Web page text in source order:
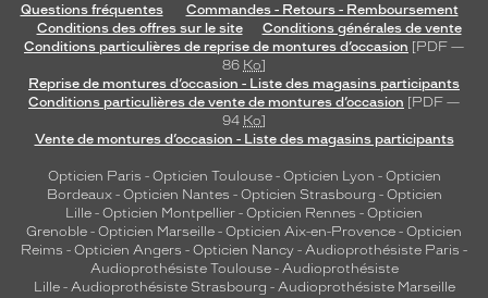
Questions fréquentes
Commandes - Retours - Remboursement
Conditions des offres sur le site
Conditions générales de vente
Conditions particulières de reprise de montures d’occasion [PDF —
86 Ko]
Reprise de montures d’occasion - Liste des magasins participants
Conditions particulières de vente de montures d’occasion [PDF —
94 Ko]
Vente de montures d’occasion - Liste des magasins participants
Opticien Paris - Opticien Toulouse- Opticien Lyon - Opticien
Bordeaux- Opticien Nantes - Opticien Strasbourg - Opticien
Lille - Opticien Montpellier - Opticien Rennes - Opticien
Grenoble - Opticien Marseille - Opticien Aix-en-Provence - Opticien
Reims - Opticien Angers - Opticien Nancy - Audioprothésiste Paris -
Audioprothésiste Toulouse- Audioprothésiste
Lille- Audioprothésiste Strasbourg - Audioprothésiste Marseille